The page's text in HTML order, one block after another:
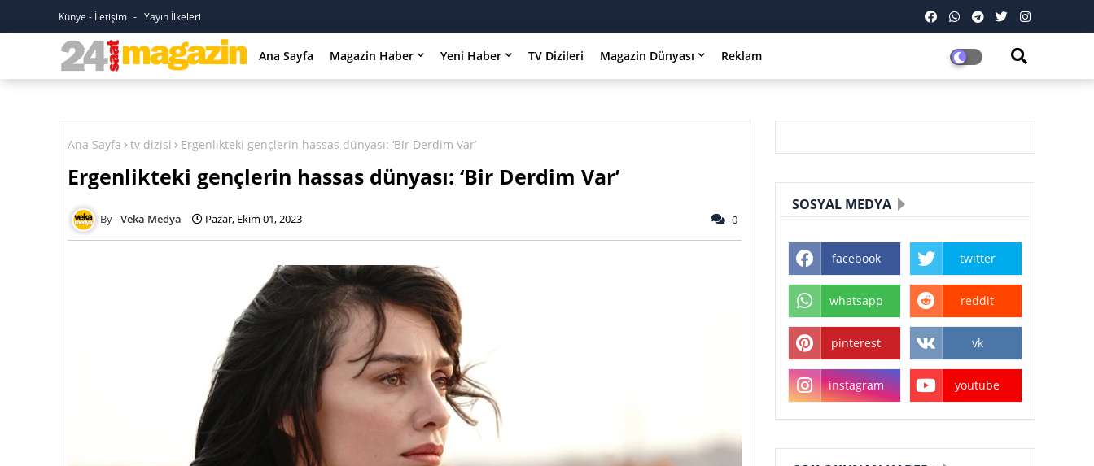
Künye - İletişim Yayın İlkeleri
Ana Sayfa Magazin Haber Yeni Haber TV Dizileri Magazin Dünyası Reklam
Ana Sayfa tv dizisi Ergenlikteki gençlerin hassas dünyası: ‘Bir Derdim Var’
Ergenlikteki gençlerin hassas dünyası: ‘Bir Derdim Var’
Veka Medya Pazar, Ekim 01, 2023 0
SOSYAL MEDYA
facebook twitter
whatsapp reddit
pinterest vk
instagram youtube